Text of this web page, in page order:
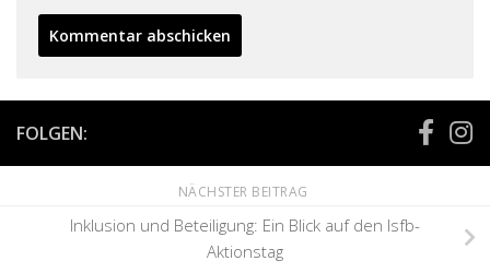
FOLGEN:
NÄCHSTER BEITRAG
Inklusion und Beteiligung: Ein Blick auf den lsfb-
Aktionstag